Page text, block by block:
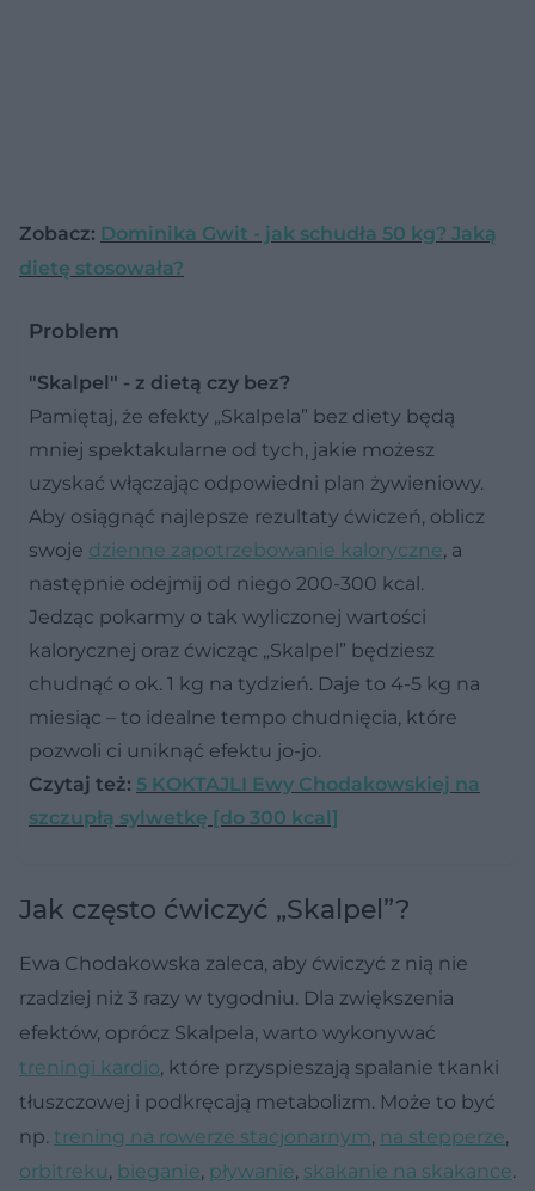
Zobacz: Dominika Gwit - jak schudła 50 kg? Jaką
dietę stosowała?
Problem
"Skalpel" - z dietą czy bez?
Pamiętaj, że efekty „Skalpela” bez diety będą
mniej spektakularne od tych, jakie możesz
uzyskać włączając odpowiedni plan żywieniowy.
Aby osiągnąć najlepsze rezultaty ćwiczeń, oblicz
swoje dzienne zapotrzebowanie kaloryczne, a
następnie odejmij od niego 200-300 kcal.
Jedząc pokarmy o tak wyliczonej wartości
kalorycznej oraz ćwicząc „Skalpel” będziesz
chudnąć o ok. 1 kg na tydzień. Daje to 4-5 kg na
miesiąc – to idealne tempo chudnięcia, które
pozwoli ci uniknąć efektu jo-jo.
Czytaj też: 5 KOKTAJLI Ewy Chodakowskiej na
szczupłą sylwetkę [do 300 kcal]
Jak często ćwiczyć „Skalpel”?
Ewa Chodakowska zaleca, aby ćwiczyć z nią nie
rzadziej niż 3 razy w tygodniu. Dla zwiększenia
efektów, oprócz Skalpela, warto wykonywać
treningi kardio, które przyspieszają spalanie tkanki
tłuszczowej i podkręcają metabolizm. Może to być
np. trening na rowerze stacjonarnym, na stepperze,
orbitreku, bieganie, pływanie, skakanie na skakance.